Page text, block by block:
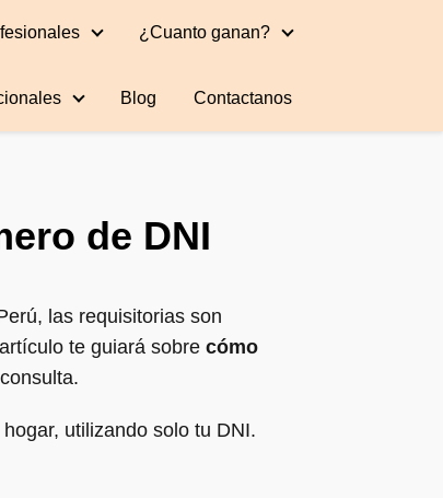
¿Cuanto ganan?
Blog Contactanos
de DNI
las requisitorias son
te guiará sobre cómo
utilizando solo tu DNI.